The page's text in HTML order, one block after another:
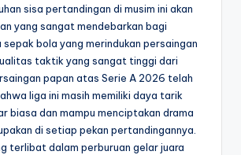
sisa pertandingan di musim ini akan
yang sangat mendebarkan bagi
bola yang merindukan persaingan
taktik yang sangat tinggi dari
papan atas Serie A 2026 telah
liga ini masih memiliki daya tarik
biasa dan mampu menciptakan drama
di setiap pekan pertandingannya.
terlibat dalam perburuan gelar juara